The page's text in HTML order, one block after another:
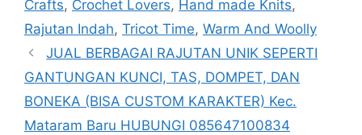
Crafts, Crochet Lovers, Hand made Knits,
Rajutan Indah, Tricot Time, Warm And Woolly
JUAL BERBAGAI RAJUTAN UNIK SEPERTI
GANTUNGAN KUNCI, TAS, DOMPET, DAN
BONEKA (BISA CUSTOM KARAKTER) Kec.
Mataram Baru HUBUNGI 085647100834